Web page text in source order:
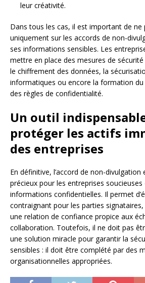
leur créativité.
Dans tous les cas, il est important de ne
uniquement sur les accords de non-
ses informations sensibles. Les
mettre en place des mesures de
le chiffrement des données, la
informatiques ou encore la formation
des règles de confidentialité.
Un outil
protéger les actifs
des entreprises
En définitive, l’accord de non-
précieux pour les entreprises
informations confidentielles. Il permet
contraignant pour les parties
une relation de confiance propice aux
collaboration. Toutefois, il ne doit pas
une solution miracle pour garantir la
sensibles : il doit être complété par des
organisationnelles appropriées.